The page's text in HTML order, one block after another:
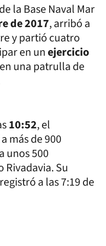
de la Base Naval Mar
de 2017, arribó a
y partió cuatro
en unejercicio
una patrulla de
10:52, el
a más de 900
unos 500
Su
a las 7:19 de